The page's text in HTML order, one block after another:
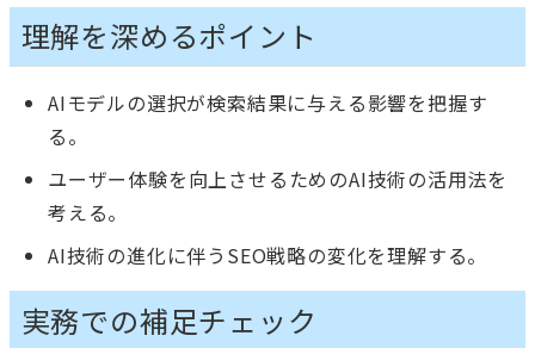
理解を深めるポイント
AIモデルの選択が検索結果に与える影響を把握す
る。
ユーザー体験を向上させるためのAI技術の活用法を
考える。
AI技術の進化に伴うSEO戦略の変化を理解する。
実務での補足チェック